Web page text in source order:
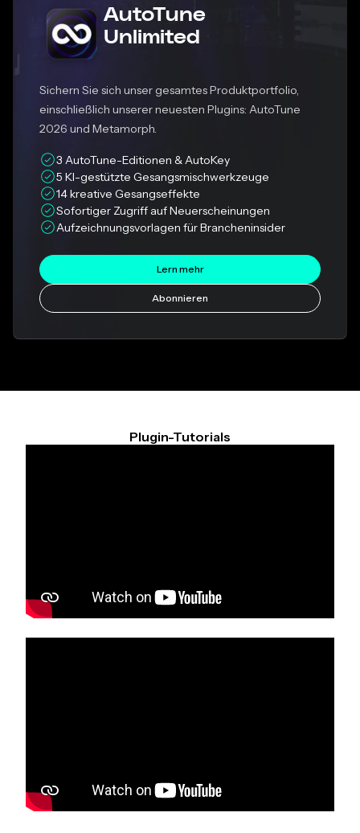
AutoTune
Unlimited
Sichern Sie sich unser gesamtes Produktportfolio,
einschließlich unserer neuesten Plugins: AutoTune
2026 und Metamorph.
3 AutoTune-Editionen & AutoKey
5 KI-gestützte Gesangsmischwerkzeuge
14 kreative Gesangseffekte
Sofortiger Zugriff auf Neuerscheinungen
Aufzeichnungsvorlagen für Brancheninsider
Lern mehr
Abonnieren
Plugin-Tutorials